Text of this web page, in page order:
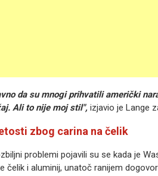
da su mnogi prihvatili američki
Ali to nije moj stil", izjavio je Lange
zbog carina na čelik
problemi pojavili su se kada je
čelik i aluminij, unatoč ranijem